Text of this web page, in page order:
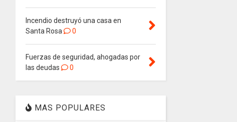
Incendio destruyó una casa en
Santa Rosa
0
Fuerzas de seguridad, ahogadas por
las deudas
0
MAS POPULARES
1